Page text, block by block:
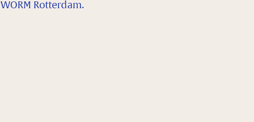
WORM Rotterdam.